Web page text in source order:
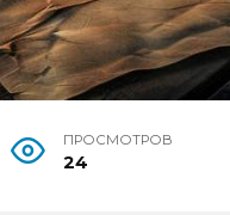
ПРОСМОТРОВ
24